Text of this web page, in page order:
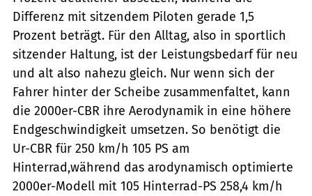
Differenz mit sitzendem Piloten gerade 1,5
Prozent beträgt. Für den Alltag, also in sportlich
sitzender Haltung, ist der Leistungsbedarf für neu
und alt also nahezu gleich. Nur wenn sich der
Fahrer hinter der Scheibe zusammenfaltet, kann
die 2000er-CBR ihre Aerodynamik in eine höhere
Endgeschwindigkeit umsetzen. So benötigt die
Ur-CBR für 250 km/h 105 PS am
Hinterrad,während das arodynamisch optimierte
2000er-Modell mit 105 Hinterrad-PS 258,4 km/h